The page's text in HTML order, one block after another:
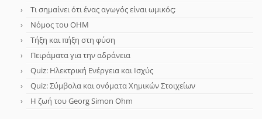
Τι σημαίνει ότι ένας αγωγός είναι ωμικός;
Νόμος του OHM
Τήξη και πήξη στη φύση
Πειράματα για την αδράνεια
Quiz: Ηλεκτρική Ενέργεια και Ισχύς
Quiz: Σύμβολα και ονόματα Χημικών Στοιχείων
Η ζωή του Georg Simon Ohm